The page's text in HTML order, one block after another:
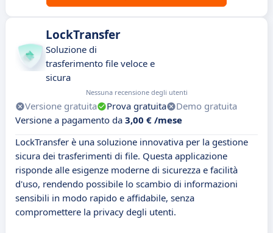
LockTransfer
Soluzione di
trasferimento file veloce e
sicura
Nessuna recensione degli utenti
Versione gratuita Prova gratuita
Demo gratuita
Versione a pagamento da 3,00 € /mese
LockTransfer è una soluzione innovativa per la gestione
sicura dei trasferimenti di file. Questa applicazione
risponde alle esigenze moderne di sicurezza e facilità
d'uso, rendendo possibile lo scambio di informazioni
sensibili in modo rapido e affidabile, senza
compromettere la privacy degli utenti.